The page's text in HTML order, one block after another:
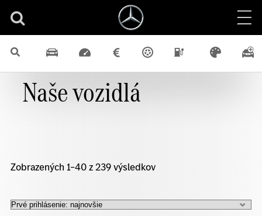
Naše vozidlá
Zobrazených 1–40 z 239 výsledkov